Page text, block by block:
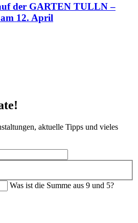
der GARTEN TULLN –
12. April
aktuelle Tipps und vieles
Was ist die Summe aus 9 und 5?